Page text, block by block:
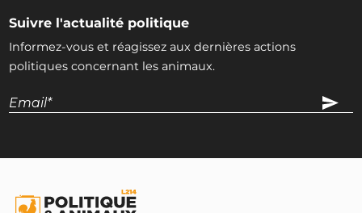
Suivre l'actualité politique
Informez-vous et réagissez aux dernières actions
politiques concernant les animaux.